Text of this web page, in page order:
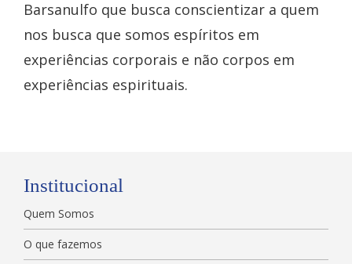
Barsanulfo que busca conscientizar a quem
nos busca que somos espíritos em
experiências corporais e não corpos em
experiências espirituais.
Institucional
Quem Somos
O que fazemos